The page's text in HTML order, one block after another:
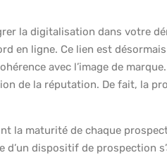
la digitalisation dans votre
en ligne. Ce lien est
avec l’image de
de la réputation. De fait, la
la maturité de chaque
dispositif de prospection